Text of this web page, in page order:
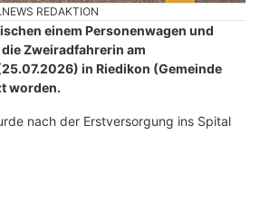
REDAKTION
einem Personenwagen und
Zweiradfahrerin am
in Riedikon (Gemeinde
worden.
nach der Erstversorgung ins Spital